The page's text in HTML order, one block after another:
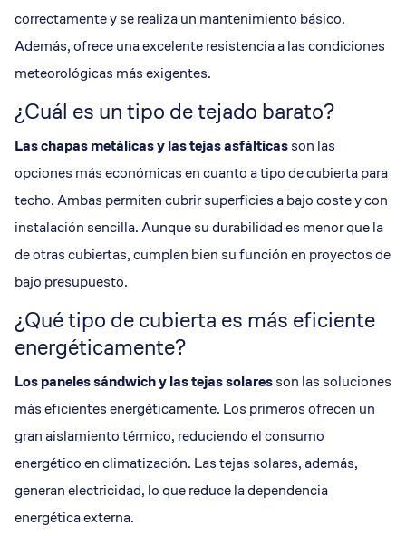
correctamente y se realiza un mantenimiento básico.
Además, ofrece una excelente resistencia a las condiciones
meteorológicas más exigentes.
¿Cuál es un tipo de tejado barato?
Laschapas metálicasy las tejas asfálticasson las
opciones más económicas en cuanto a tipo de cubierta para
techo. Ambas permiten cubrir superficies a bajo coste y con
instalación sencilla. Aunque su durabilidad es menor que la
de otras cubiertas, cumplen bien su función en proyectos de
bajo presupuesto.
¿Qué tipo de cubierta es más eficiente
energéticamente?
Los paneles sándwich y lastejas solaresson las soluciones
más eficientes energéticamente. Los primeros ofrecen un
gran aislamiento térmico, reduciendo el consumo
energético en climatización. Las tejas solares, además,
generan electricidad, lo que reduce la dependencia
energética externa.